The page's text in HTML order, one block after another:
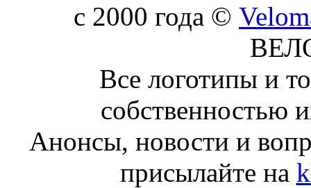
c 2000 года ©
Все логотипы и
собственностью
Анонсы, новости и
присылайте на